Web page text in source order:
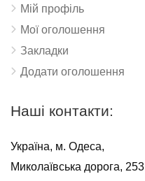
Мій профіль
Мої оголошення
Закладки
Додати оголошення
Наші контакти:
Україна, м. Одеса,
Миколаївська дорога, 253